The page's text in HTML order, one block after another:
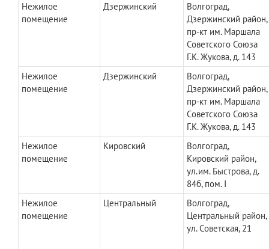
Нежилое
помещение
Дзержинский
Волгоград,
Дзержинский район,
пр-кт им. Маршала
Советского Союза
Г.К. Жукова, д. 143
Нежилое
помещение
Дзержинский
Волгоград,
Дзержинский район,
пр-кт им. Маршала
Советского Союза
Г.К. Жукова, д. 143
Нежилое
помещение
Кировский
Волгоград,
Кировский район,
ул.им. Быстрова, д.
84б, пом. I
Нежилое
помещение
Центральный
Волгоград,
Центральный район,
ул. Советская, 21